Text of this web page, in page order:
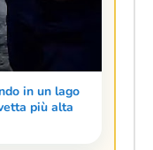
in un lago
più alta